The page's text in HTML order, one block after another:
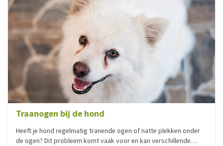
Traanogen bij de hond
Heeft je hond regelmatig tranende ogen of natte plekken onder
de ogen? Dit probleem komt vaak voor en kan verschillende